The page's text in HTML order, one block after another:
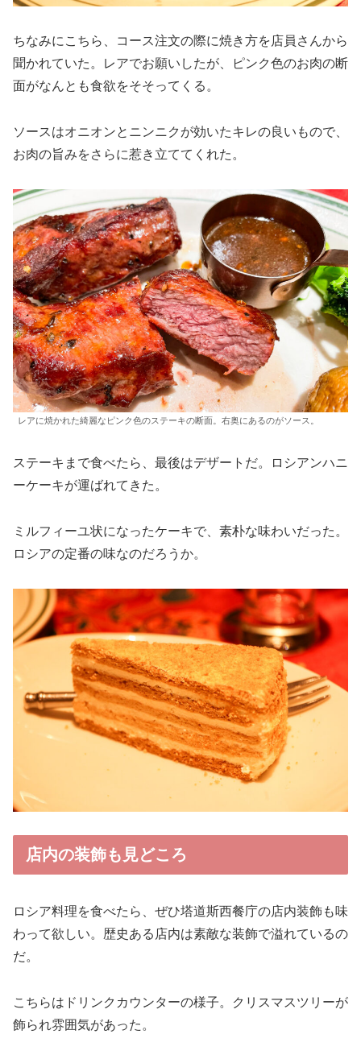
ちなみにこちら、コース注文の際に焼き方を店員さんから
聞かれていた。レアでお願いしたが、ピンク色のお肉の断
面がなんとも食欲をそそってくる。
ソースはオニオンとニンニクが効いたキレの良いもので、
お肉の旨みをさらに惹き立ててくれた。
レアに焼かれた綺麗なピンク色のステーキの断面。右奥にあるのがソース。
ステーキまで食べたら、最後はデザートだ。ロシアンハニ
ーケーキが運ばれてきた。
ミルフィーユ状になったケーキで、素朴な味わいだった。
ロシアの定番の味なのだろうか。
店内の装飾も見どころ
ロシア料理を食べたら、ぜひ塔道斯西餐庁の店内装飾も味
わって欲しい。歴史ある店内は素敵な装飾で溢れているの
だ。
こちらはドリンクカウンターの様子。クリスマスツリーが
飾られ雰囲気があった。